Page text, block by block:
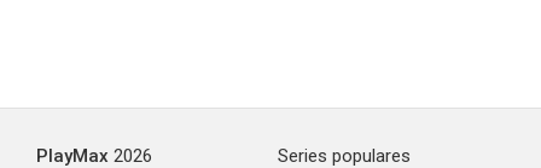
PlayMax 2026
Series populares